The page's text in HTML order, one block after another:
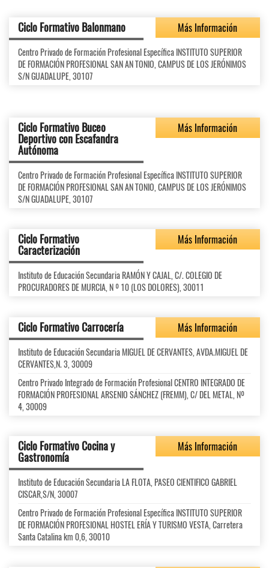
Ciclo Formativo Balonmano Más Información
Centro Privado de Formación Profesional Específica INSTITUTO SUPERIOR
DE FORMACIÓN PROFESIONAL SAN AN TONIO, CAMPUS DE LOS JERÓNIMOS
S/N GUADALUPE, 30107
Ciclo Formativo Buceo
Deportivo con Escafandra
Autónoma
Más Información
Centro Privado de Formación Profesional Específica INSTITUTO SUPERIOR
DE FORMACIÓN PROFESIONAL SAN AN TONIO, CAMPUS DE LOS JERÓNIMOS
S/N GUADALUPE, 30107
Ciclo Formativo
Caracterización
Más Información
Instituto de Educación Secundaria RAMÓN Y CAJAL, C/. COLEGIO DE
PROCURADORES DE MURCIA, N º 10 (LOS DOLORES), 30011
Ciclo Formativo Carrocería Más Información
Instituto de Educación Secundaria MIGUEL DE CERVANTES, AVDA.MIGUEL DE
CERVANTES,N. 3, 30009
Centro Privado Integrado de Formación Profesional CENTRO INTEGRADO DE
FORMACIÓN PROFESIONAL ARSENIO SÁNCHEZ (FREMM), C/ DEL METAL, Nº
4, 30009
Ciclo Formativo Cocina y
Gastronomía
Más Información
Instituto de Educación Secundaria LA FLOTA, PASEO CIENTIFICO GABRIEL
CISCAR,S/N, 30007
Centro Privado de Formación Profesional Específica INSTITUTO SUPERIOR
DE FORMACIÓN PROFESIONAL HOSTEL ERÍA Y TURISMO VESTA, Carretera
Santa Catalina km 0,6, 30010